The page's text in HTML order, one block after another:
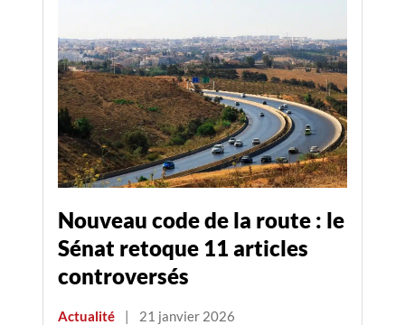
Nouveau code de la route : le
Sénat retoque 11 articles
controversés
Actualité | 21 janvier 2026